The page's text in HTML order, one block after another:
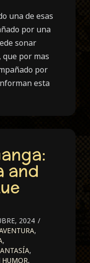
una de esas
por una
sonar
que por mas
por
esta
and
2024
,
,
,
HUMOR,